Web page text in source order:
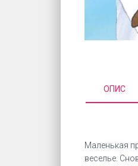
ОПИС
Маленькая
веселье.